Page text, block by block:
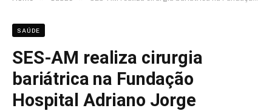
SAÚDE
SES-AM realiza cirurgia
bariátrica na Fundação
Hospital Adriano Jorge